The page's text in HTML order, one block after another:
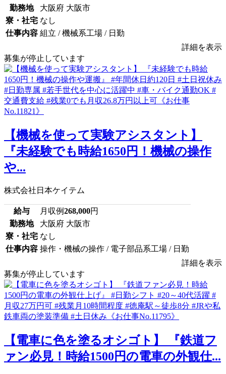
勤務地
大阪府 大阪市
寮・社宅 なし
仕事内容 組立 / 機械系工場 / 日勤
詳細を表示
募集が停止しています
【機械を使って実験アシスタント】
『未経験でも時給1650円！機械の操作
や...
株式会社日本ケイテム
給与 月収例268,000円
勤務地
大阪府 大阪市
寮・社宅 なし
仕事内容 操作・機械の操作 / 電子部品系工場 / 日勤
詳細を表示
募集が停止しています
【電車に色を塗るオシゴト】 『鉄道フ
ァン必見！時給1500円の電車の外観仕...